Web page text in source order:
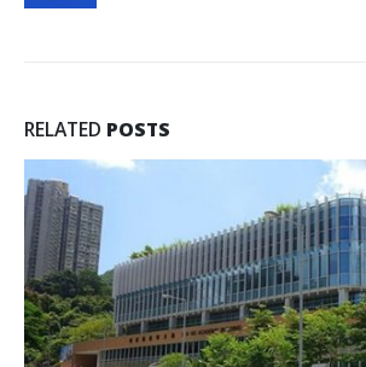
RELATED POSTS